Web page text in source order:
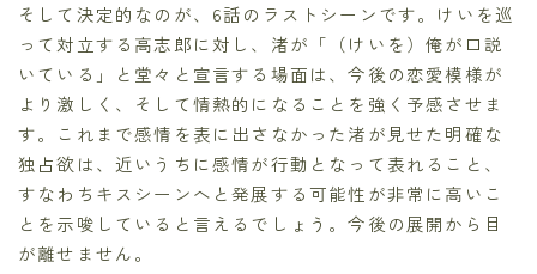
そして決定的なのが、6話のラストシーンです。けいを巡
って対立する高志郎に対し、渚が「（けいを）俺が口説
いている」と堂々と宣言する場面は、今後の恋愛模様が
より激しく、そして情熱的になることを強く予感させま
す。これまで感情を表に出さなかった渚が見せた明確な
独占欲は、近いうちに感情が行動となって表れること、
すなわちキスシーンへと発展する可能性が非常に高いこ
とを示唆していると言えるでしょう。今後の展開から目
が離せません。